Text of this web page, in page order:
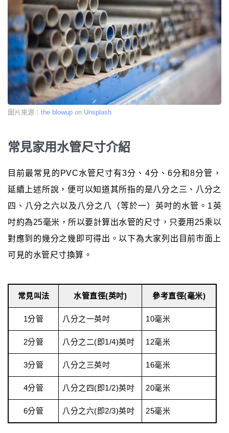
圖片來源： the blowup on Unsplash
常見家用水管尺寸介紹
目前最常見的PVC水管尺寸有3分、4分、6分和8分管，
延續上述所說，便可以知道其所指的是八分之三、八分之
四、八分之六以及八分之八（等於一）英吋的水管。1英
吋約為25毫米，所以要計算出水管的尺寸，只要用25乘以
對應到的幾分之幾即可得出。以下為大家列出目前市面上
可見的水管尺寸換算。
常見叫法 水管直徑(英吋) 參考直徑(毫米)
1分管 八分之一英吋 10毫米
2分管 八分之二(即1/4)英吋 12毫米
3分管 八分之三英吋 16毫米
4分管 八分之四(即1/2)英吋 20毫米
6分管 八分之六(即2/3)英吋 25毫米